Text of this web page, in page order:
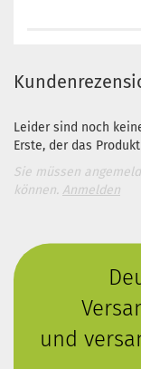
Leider sind noch
Erste, der das
Sie müssen
können. Anmelden
und